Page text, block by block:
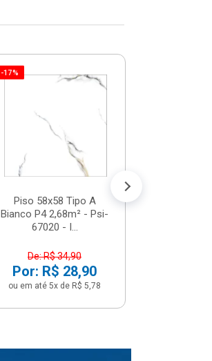
-17%
Piso 58x58 Tipo A
Bianco P4 2,68m² - Psi-
67020 - I...
De: R$ 34,90
Por: R$ 28,90
ou em até 5x de R$ 5,78